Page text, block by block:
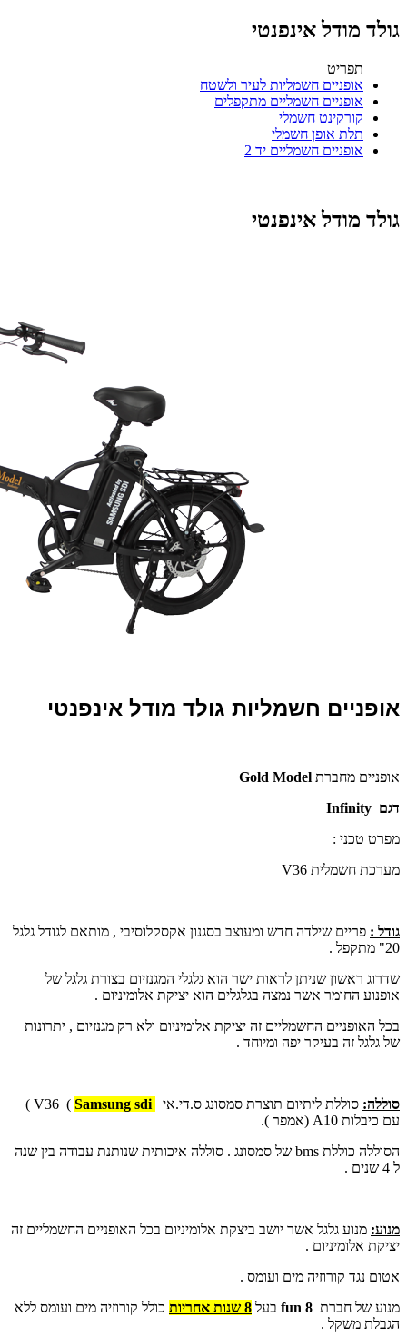
גולד מודל אינפנטי
תפריט
אופניים חשמליות לעיר ולשטח
אופניים חשמליים מתקפלים
קורקינט חשמלי
תלת אופן חשמלי
אופניים חשמליים יד 2
גולד מודל אינפנטי
אופניים חשמליות גולד מודל אינפנטי
אופניים מחברת Gold Model
דגם Infinity
מפרט טכני :
מערכת חשמלית 36
V
גודל : פריים שילדה חדש ומעוצב בסגנון אקסקלוסיבי , מותאם לגודל גלגל
20" מתקפל .
שדרוג ראשון שניתן לראות ישר הוא גלגלי המגנזיום בצורת גלגל של
אופנוע החומר אשר נמצה בגלגלים הוא יציקת אלומיניום .
בכל האופניים החשמליים זה יציקת אלומיניום ולא רק מגנזיום , יתרונות
של גלגל זה בעיקר יפה ומיוחד .
סוללה: סוללת ליתיום תוצרת סמסונג ס.די.אי Samsung sdi
)
V36
)
עם כיבלות 10
A (אמפר ).
הסוללה כוללת bms של סמסונג . סוללה איכותית שנותנת עבודה בין שנה
ל 4 שנים .
מנוע: מנוע גלגל אשר יושב ביצקת אלומיניום בכל האופניים החשמליים זה
יציקת אלומיניום .
אטום נגד קורוזיה מים ועומס .
מנוע של חברת fun 8 בעל 8 שנות אחריות
כולל קורוזיה מים ועומס ללא
הגבלת משקל .